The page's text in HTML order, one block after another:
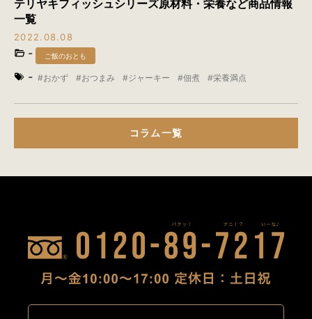
テリヤキフィッシュシリーズ原材料・栄養など商品情報
一覧
2022.08.08
- ご飯のおとも
- おかず おつまみ ジャーキー 佃煮 栄養満点
コラム一覧